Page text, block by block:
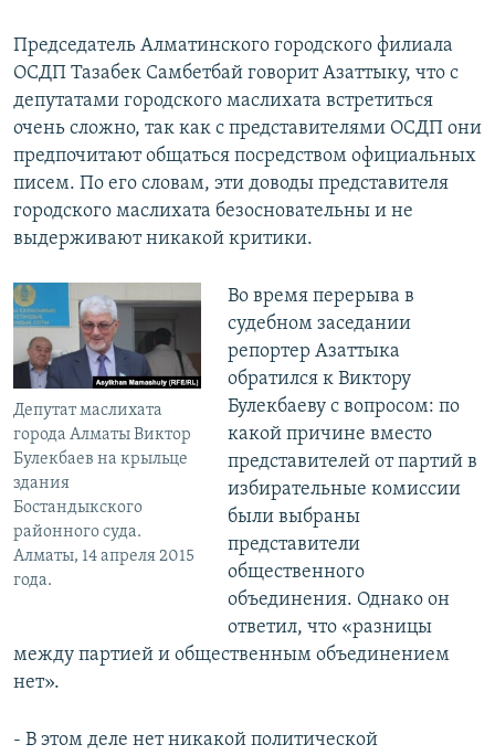
Председатель Алматинского городского филиала
ОСДП Тазабек Самбетбай говорит Азаттыку, что с
депутатами городского маслихата встретиться
очень сложно, так как с представителями ОСДП они
предпочитают общаться посредством официальных
писем. По его словам, эти доводы представителя
городского маслихата безосновательны и не
выдерживают никакой критики.
Депутат маслихата
города Алматы Виктор
Булекбаев на крыльце
здания
Бостандыкского
районного суда.
Алматы, 14 апреля 2015
года.
Во время перерыва в
судебном заседании
репортер Азаттыка
обратился к Виктору
Булекбаеву с вопросом: по
какой причине вместо
представителей от партий в
избирательные комиссии
были выбраны
представители
общественного
объединения. Однако он
ответил, что «разницы
между партией и общественным объединением
нет».
- В этом деле нет никакой политической